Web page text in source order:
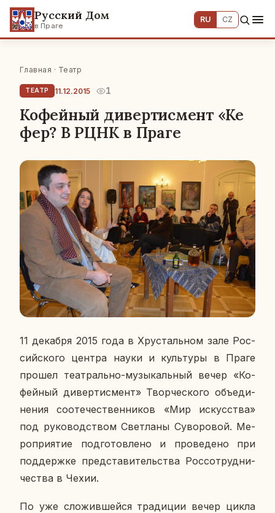
Русский Дом
в Праге
RU CZ
Главная · Театр
ТЕАТР 11.12.2015 1
Кофейный дивертисмент «Ке
фер? В РЦНК в Праге
11 де­каб­ря 2015 года в Хру­сталь­ном зале Рос­
сий­ско­го центра науки и куль­ту­ры в Праге
прошел те­ат­раль­но-му­зы­каль­ный вечер «Ко­
фей­ный ди­вер­тис­мент» Твор­че­ско­го объ­еди­
не­ния со­оте­че­ствен­ни­ков «Мир ис­кус­ства»
под ру­ко­вод­ством Свет­ла­ны Су­во­ро­вой. Ме­
ро­при­я­тие под­го­тов­ле­но и про­ве­де­но при
под­держ­ке пред­ста­ви­тель­ства Рос­со­труд­ни­
че­ства в Чехии.
По уже сло­жив­шей­ся тра­ди­ции вечер цикла